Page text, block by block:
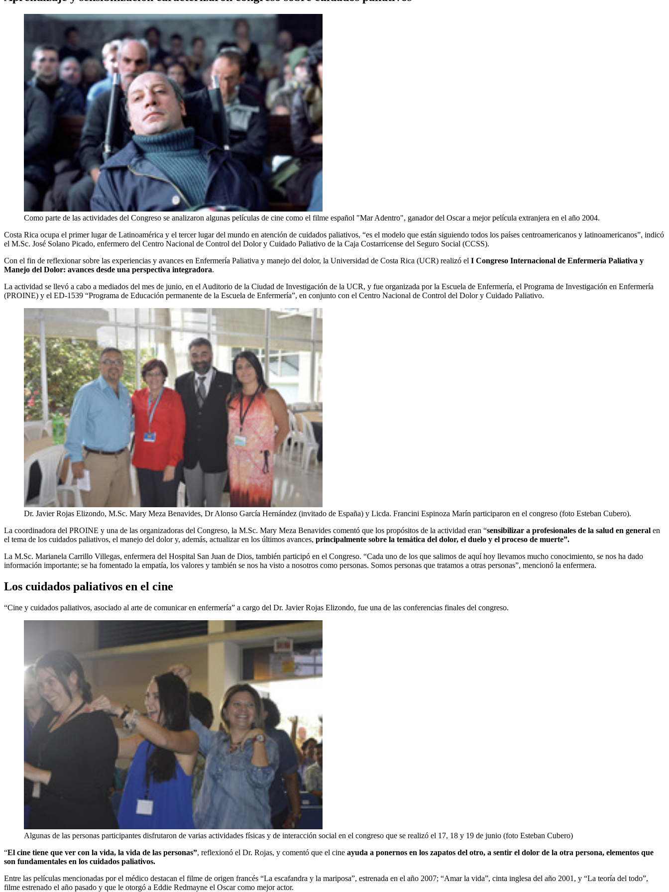
Como parte de las actividades del Congreso se analizaron algunas películas de cine como el filme español "Mar Adentro", ganador del Oscar a mejor película extranjera en el año 2004.
Costa Rica ocupa el primer lugar de Latinoamérica y el tercer lugar del mundo en atención de cuidados paliativos, “es el modelo que están siguiendo todos los países centroamericanos y latinoamericanos”, indicó
el M.Sc. José Solano Picado, enfermero del Centro Nacional de Control del Dolor y Cuidado Paliativo de la Caja Costarricense del Seguro Social (CCSS).
Con el fin de reflexionar sobre las experiencias y avances en Enfermería Paliativa y manejo del dolor, la Universidad de Costa Rica (UCR) realizó el I Congreso Internacional de Enfermería Paliativa y
Manejo del Dolor: avances desde una perspectiva integradora.
La actividad se llevó a cabo a mediados del mes de junio, en el Auditorio de la Ciudad de Investigación de la UCR, y fue organizada por la Escuela de Enfermería, el Programa de Investigación en Enfermería
(PROINE) y el ED-1539 “Programa de Educación permanente de la Escuela de Enfermería”, en conjunto con el Centro Nacional de Control del Dolor y Cuidado Paliativo.
Dr. Javier Rojas Elizondo, M.Sc. Mary Meza Benavides, Dr Alonso García Hernández (invitado de España) y Licda. Francini Espinoza Marín participaron en el congreso (foto Esteban Cubero).
La coordinadora del PROINE y una de las organizadoras del Congreso, la M.Sc. Mary Meza Benavides comentó que los propósitos de la actividad eran “sensibilizar a profesionales de la salud en general en
el tema de los cuidados paliativos, el manejo del dolor y, además, actualizar en los últimos avances, principalmente sobre la temática del dolor, el duelo y el proceso de muerte”.
La M.Sc. Marianela Carrillo Villegas, enfermera del Hospital San Juan de Dios, también participó en el Congreso. “Cada uno de los que salimos de aquí hoy llevamos mucho conocimiento, se nos ha dado
información importante; se ha fomentado la empatía, los valores y también se nos ha visto a nosotros como personas. Somos personas que tratamos a otras personas”, mencionó la enfermera.
Los cuidados paliativos en el cine
“Cine y cuidados paliativos, asociado al arte de comunicar en enfermería” a cargo del Dr. Javier Rojas Elizondo, fue una de las conferencias finales del congreso.
Algunas de las personas participantes disfrutaron de varias actividades físicas y de interacción social en el congreso que se realizó el 17, 18 y 19 de junio (foto Esteban Cubero)
“El cine tiene que ver con la vida, la vida de las personas”, reflexionó el Dr. Rojas, y comentó que el cine ayuda a ponernos en los zapatos del otro, a sentir el dolor de la otra persona, elementos que
son fundamentales en los cuidados paliativos.
Entre las películas mencionadas por el médico destacan el filme de origen francés “La escafandra y la mariposa”, estrenada en el año 2007; “Amar la vida”, cinta inglesa del año 2001, y “La teoría del todo”,
filme estrenado el año pasado y que le otorgó a Eddie Redmayne el Oscar como mejor actor.